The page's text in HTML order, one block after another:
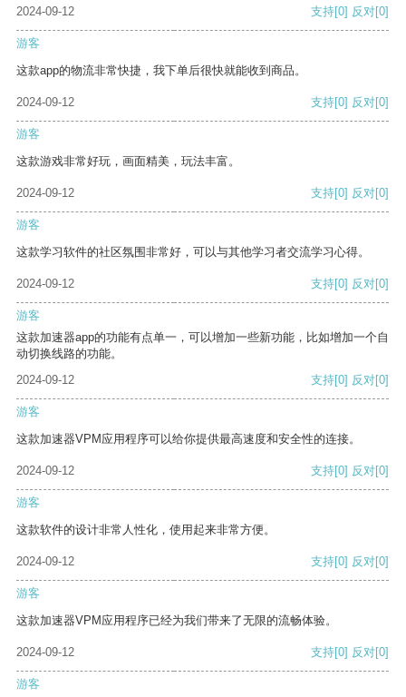
2024-09-12 支持[0] 反对[0]
游客
这款app的物流非常快捷，我下单后很快就能收到商品。
2024-09-12 支持[0] 反对[0]
游客
这款游戏非常好玩，画面精美，玩法丰富。
2024-09-12 支持[0] 反对[0]
游客
这款学习软件的社区氛围非常好，可以与其他学习者交流学习心得。
2024-09-12 支持[0] 反对[0]
游客
这款加速器app的功能有点单一，可以增加一些新功能，比如增加一个自
动切换线路的功能。
2024-09-12
支持[0] 反对[0]
游客
这款加速器VPM应用程序可以给你提供最高速度和安全性的连接。
2024-09-12 支持[0] 反对[0]
游客
这款软件的设计非常人性化，使用起来非常方便。
2024-09-12 支持[0] 反对[0]
游客
这款加速器VPM应用程序已经为我们带来了无限的流畅体验。
2024-09-12 支持[0] 反对[0]
游客